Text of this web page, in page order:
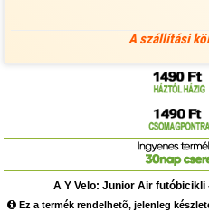
A szállítási
A Y Velo: Junior Air
Ez a termék rendelhetõ, jelenleg